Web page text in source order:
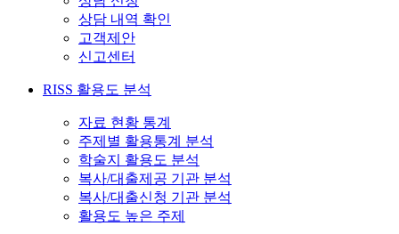
상담 내역 확인
고객제안
신고센터
RISS 활용도 분석
자료 현황 통계
주제별 활용통계 분석
학술지 활용도 분석
복사/대출제공 기관 분석
복사/대출신청 기관 분석
활용도 높은 주제